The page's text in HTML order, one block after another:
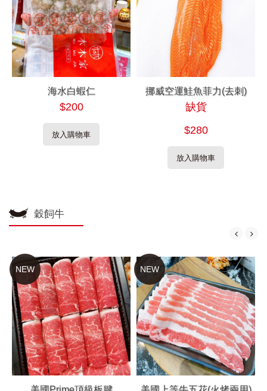
海水白蝦仁
$200
放入購物車
挪威空運鮭魚菲力(去刺)
缺貨
$280
放入購物車
穀飼牛
NEW NEW